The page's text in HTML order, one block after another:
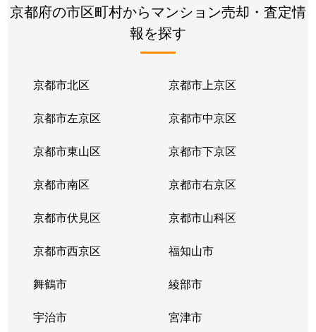
東野門口町
1,100万円 東野(京都)
徒歩
900万円
東野門口町
630万円 東野(京都)
東野門口町
1,300万円 東野(京都)
東野門口町
450万円 東野(京都)
東野門口町
1,500万円 東野(京都)
日ノ岡鴨土町
4,400万円 御陵
日ノ岡鴨土町
4,300万円 御陵
日ノ岡鴨土町
4,500万円
御陵大津畑町
280万円
京都府の市区町村からマンション売却・査定情
報を探す
京都市北区 京都市上京区
京都市左京区 京都市中京区
京都市東山区 京都市下京区
京都市南区 京都市右京区
京都市伏見区 京都市山科区
京都市西京区 福知山市
舞鶴市 綾部市
宇治市 宮津市